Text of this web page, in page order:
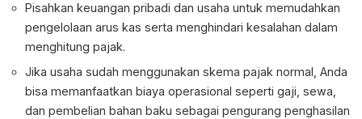
Pisahkan keuangan pribadi dan usaha untuk memudahkan
pengelolaan arus kas serta menghindari kesalahan dalam
menghitung pajak.
Jika usaha sudah menggunakan skema pajak normal, Anda
bisa memanfaatkan biaya operasional seperti gaji, sewa,
dan pembelian bahan baku sebagai pengurang penghasilan